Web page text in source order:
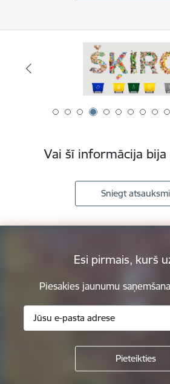
Vai šī informācija bija
Sniegt atsauksmi
Esi pirmais, kurš
Piesakies jaunumu